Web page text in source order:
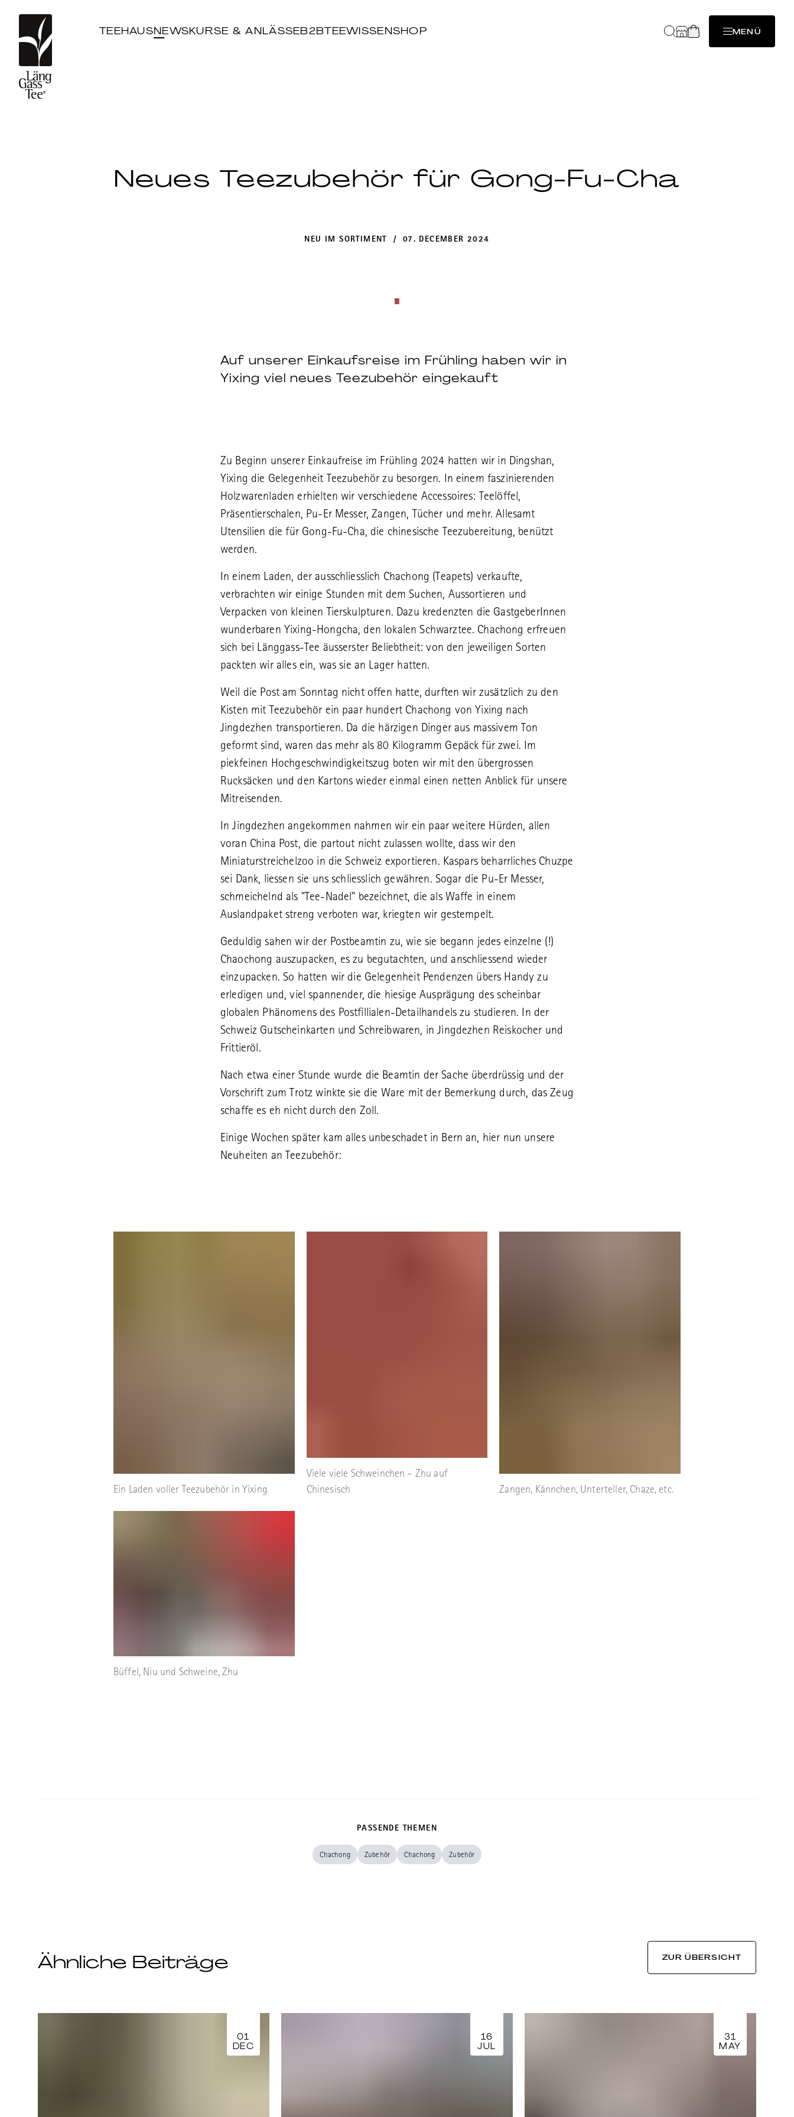
TEEHAUSNEWSKURSE & ANLÄSSEB2BTEEWISSENSHOP MENÜ
Neues Teezubehör für Gong-Fu-Cha
NEU IM SORTIMENT / 07. DECEMBER 2024
Auf unserer Einkaufsreise im Frühling haben wir in
Yixing viel neues Teezubehör eingekauft
Zu Beginn unserer Einkaufreise im Frühling 2024 hatten wir in Dingshan,
Yixing die Gelegenheit Teezubehör zu besorgen. In einem faszinierenden
Holzwarenladen erhielten wir verschiedene Accessoires: Teelöffel,
Präsentierschalen, Pu-Er Messer, Zangen, Tücher und mehr. Allesamt
Utensilien die für Gong-Fu-Cha, die chinesische Teezubereitung, benützt
werden.
In einem Laden, der ausschliesslich Chachong (Teapets) verkaufte,
verbrachten wir einige Stunden mit dem Suchen, Aussortieren und
Verpacken von kleinen Tierskulpturen. Dazu kredenzten die GastgeberInnen
wunderbaren Yixing-Hongcha, den lokalen Schwarztee. Chachong erfreuen
sich bei Länggass-Tee äusserster Beliebtheit: von den jeweiligen Sorten
packten wir alles ein, was sie an Lager hatten.
Weil die Post am Sonntag nicht offen hatte, durften wir zusätzlich zu den
Kisten mit Teezubehör ein paar hundert Chachong von Yixing nach
Jingdezhen transportieren. Da die härzigen Dinger aus massivem Ton
geformt sind, waren das mehr als 80 Kilogramm Gepäck für zwei. Im
piekfeinen Hochgeschwindigkeitszug boten wir mit den übergrossen
Rucksäcken und den Kartons wieder einmal einen netten Anblick für unsere
Mitreisenden.
In Jingdezhen angekommen nahmen wir ein paar weitere Hürden, allen
voran China Post, die partout nicht zulassen wollte, dass wir den
Miniaturstreichelzoo in die Schweiz exportieren. Kaspars beharrliches Chuzpe
sei Dank, liessen sie uns schliesslich gewähren. Sogar die Pu-Er Messer,
schmeichelnd als "Tee-Nadel" bezeichnet, die als Waffe in einem
Auslandpaket streng verboten war, kriegten wir gestempelt.
Geduldig sahen wir der Postbeamtin zu, wie sie begann jedes einzelne (!)
Chaochong auszupacken, es zu begutachten, und anschliessend wieder
einzupacken. So hatten wir die Gelegenheit Pendenzen übers Handy zu
erledigen und, viel spannender, die hiesige Ausprägung des scheinbar
globalen Phänomens des Postfillialen-Detailhandels zu studieren. In der
Schweiz Gutscheinkarten und Schreibwaren, in Jingdezhen Reiskocher und
Frittieröl.
Nach etwa einer Stunde wurde die Beamtin der Sache überdrüssig und der
Vorschrift zum Trotz winkte sie die Ware mit der Bemerkung durch, das Zeug
schaffe es eh nicht durch den Zoll.
Einige Wochen später kam alles unbeschadet in Bern an, hier nun unsere
Neuheiten an Teezubehör:
Ein Laden voller Teezubehör in Yixing
Viele viele Schweinchen – Zhu auf
Chinesisch
Zangen, Kännchen, Unterteller, Chaze, etc.
Büffel, Niu und Schweine, Zhu
PASSENDE THEMEN
Chachong Zubehör Chachong Zubehör
Ähnliche Beiträge ZUR ÜBERSICHT
01
DEC
16
JUL
31
MAY